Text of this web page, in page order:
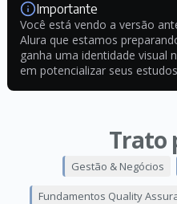
Importante
Você está vendo a versão
Alura que estamos
ganha uma identidade visual
em potencializar seus
Trato
Gestão & Negócios
Fundamentos Quality